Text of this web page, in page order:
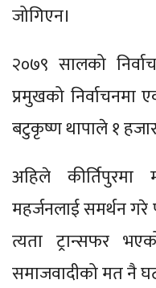
जोगिएन।
२०७९ सालको
प्रमुखको निर्वाचनमा
बटुकृष्ण थापाले १
अहिले कीर्तिपुरमा
महर्जनलाई समर्थन
त्यता ट्रान्सफर
समाजवादीको मत नै